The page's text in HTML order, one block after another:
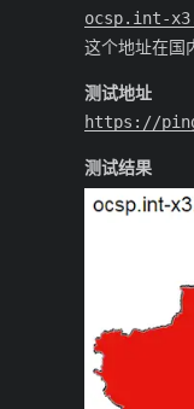
ocsp.int-
这个地址在国
测试地址
https://
测试结果